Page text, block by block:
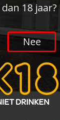
18 jaar?
Nee